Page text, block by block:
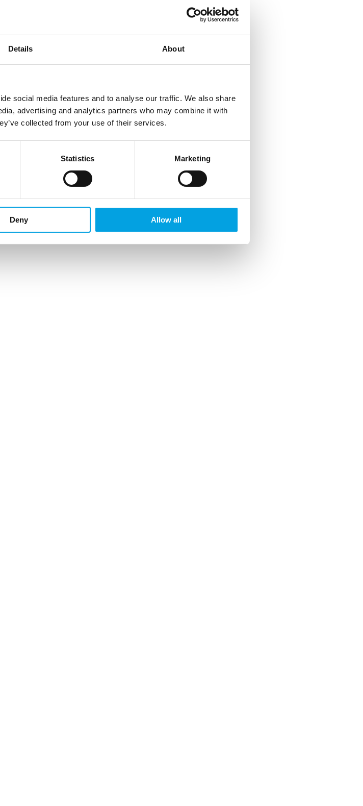
Details About
social media features and to analyse our traffic. We also share
advertising and analytics partners who may combine it with
collected from your use of their services.
Statistics Marketing
Deny Allow all